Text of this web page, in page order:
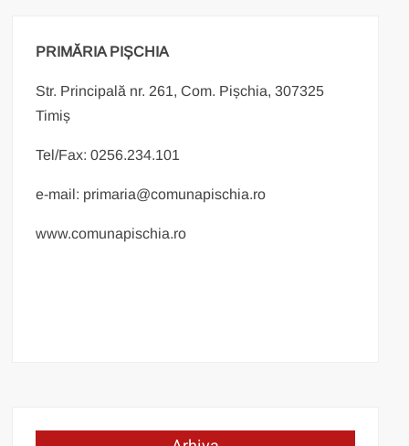
PRIMĂRIA PIȘCHIA
Str. Principală nr. 261, Com. Pișchia, 307325
Timiș
Tel/Fax: 0256.234.101
e-mail: primaria@comunapischia.ro
www.comunapischia.ro